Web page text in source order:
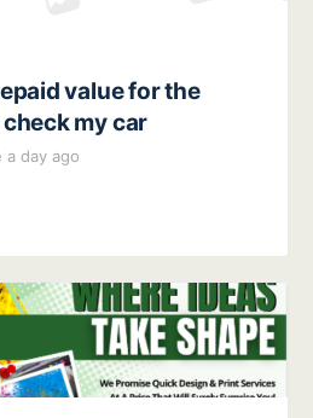
value for the
my car
a day ago